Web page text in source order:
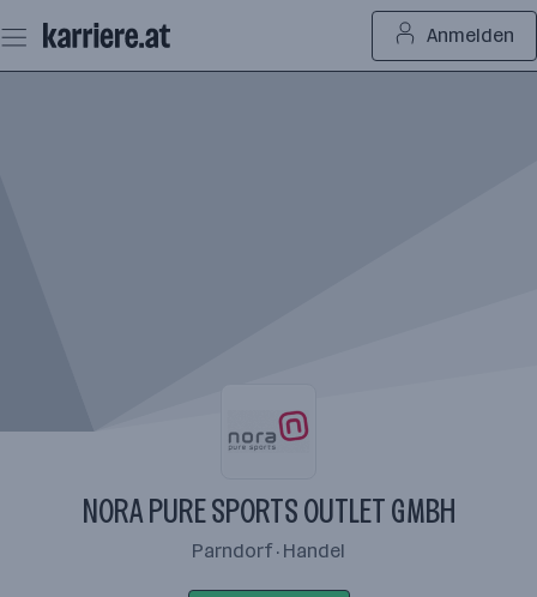
Seiteninhalt
springen
Anmelden
NORA PURE SPORTS OUTLET GMBH
Parndorf · Handel